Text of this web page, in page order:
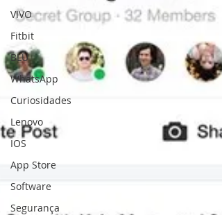
VIVO
Fitbit
BLU
WhatsApp
Curiosidades
Lenovo
IOS
App Store
Software
Segurança